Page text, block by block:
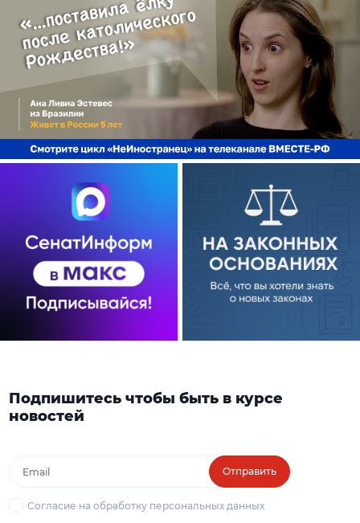
Подпишитесь чтобы быть в курсе
новостей
Отправить
Согласие на обработку персональных данных